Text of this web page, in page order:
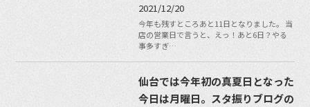
2021/12/20
今年も残すところあと11日となりました。 当
店の営業日で言うと、えっ！あと6日？やる
事多すぎ…
仙台では今年初の真夏日となった
今日は月曜日。スタ振りブログの